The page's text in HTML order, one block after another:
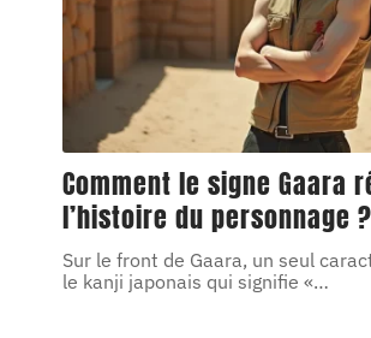
Comment le signe Gaara
l’histoire du personnage ?
Sur le front de Gaara, un seul
le kanji japonais qui signifie «…